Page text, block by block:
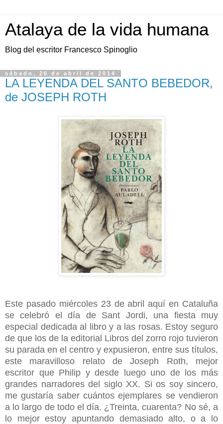
Atalaya de la vida humana
Blog del escritor Francesco Spinoglio
sábado, 26 de abril de 2014
LA LEYENDA DEL SANTO BEBEDOR,
de JOSEPH ROTH
Este pasado miércoles 23 de abril aquí en Cataluña
se celebró el día de Sant Jordi, una fiesta muy
especial dedicada al libro y a las rosas. Estoy seguro
de que los de la editorial Libros del zorro rojo tuvieron
su parada en el centro y expusieron, entre sus títulos,
este maravilloso relato de Joseph Roth, mejor
escritor que Philip y desde luego uno de los más
grandes narradores del siglo XX. Si os soy sincero,
me gustaría saber cuántos ejemplares se vendieron
a lo largo de todo el día. ¿Treinta, cuarenta? No sé, a
lo mejor estoy apuntando demasiado alto, o a lo